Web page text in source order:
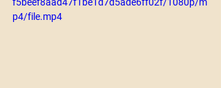
p4/file.mp4